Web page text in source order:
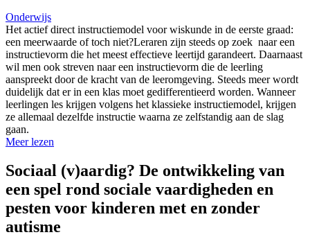
Onderwijs
Het actief direct instructiemodel voor wiskunde in de eerste graad:
een meerwaarde of toch niet?Leraren zijn steeds op zoek naar een
instructievorm die het meest effectieve leertijd garandeert. Daarnaast
wil men ook streven naar een instructievorm die de leerling
aanspreekt door de kracht van de leeromgeving. Steeds meer wordt
duidelijk dat er in een klas moet gedifferentieerd worden. Wanneer
leerlingen les krijgen volgens het klassieke instructiemodel, krijgen
ze allemaal dezelfde instructie waarna ze zelfstandig aan de slag
gaan.
Meer lezen
Sociaal (v)aardig? De ontwikkeling van
een spel rond sociale vaardigheden en
pesten voor kinderen met en zonder
autisme